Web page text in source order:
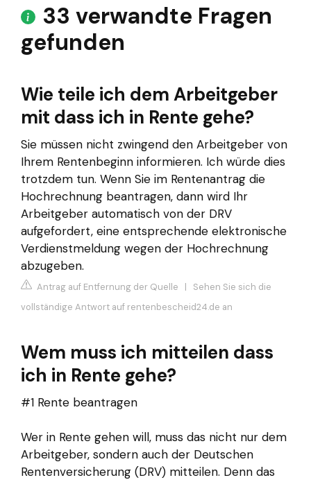
33 verwandte Fragen
gefunden
Wie teile ich dem Arbeitgeber
mit dass ich in Rente gehe?
Sie müssen nicht zwingend den Arbeitgeber von
Ihrem Rentenbeginn informieren. Ich würde dies
trotzdem tun. Wenn Sie im Rentenantrag die
Hochrechnung beantragen, dann wird Ihr
Arbeitgeber automatisch von der DRV
aufgefordert, eine entsprechende elektronische
Verdienstmeldung wegen der Hochrechnung
abzugeben.
Antrag auf Entfernung der Quelle | Sehen Sie sich die
vollständige Antwort auf rentenbescheid24.de an
Wem muss ich mitteilen dass
ich in Rente gehe?
#1 Rente beantragen
Wer in Rente gehen will, muss das nicht nur dem
Arbeitgeber, sondern auch der Deutschen
Rentenversicherung (DRV) mitteilen. Denn das